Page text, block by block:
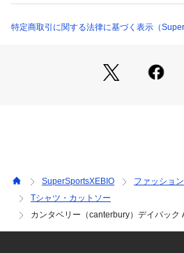
●容量:35L
す。詳しくはメーカー公式サイトを
商品の色味が若干異なる場合があり
※掲載の価格・製品のパッケージ・
予告なく変更することがあります。
い。カンタベリー canterbury スー
特定商取引に関する法律に基づく表示（
SuperSportsXEBIO ファッション
Tシャツ・カットソー
カンタベリー（canterbury）デイパック